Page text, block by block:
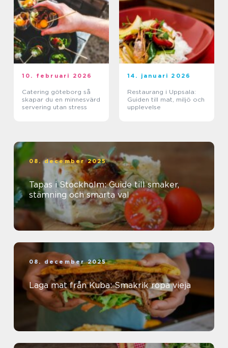
10. februari 2026
Catering göteborg så
skapar du en minnesvärd
servering utan stress
14. januari 2026
Restaurang i Uppsala:
Guiden till mat, miljö och
upplevelse
08. december 2025
Tapas i Stockholm: Guide till smaker,
stämning och smarta val
08. december 2025
Laga mat från Kuba: Smakrik ropa vieja